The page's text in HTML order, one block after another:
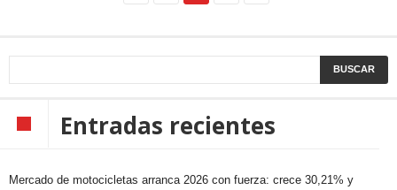
Entradas recientes
Mercado de motocicletas arranca 2026 con fuerza: crece 30,21% y